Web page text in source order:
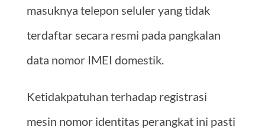
masuknya telepon seluler yang tidak
terdaftar secara resmi pada pangkalan
data nomor IMEI domestik.
Ketidakpatuhan terhadap registrasi
mesin nomor identitas perangkat ini pasti